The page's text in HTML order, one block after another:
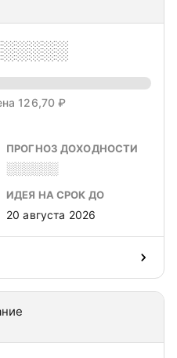
126,70 ₽
ПРОГНОЗ ДОХОДНОСТИ
░░░░░░
ИДЕЯ НА СРОК ДО
20 августа 2026